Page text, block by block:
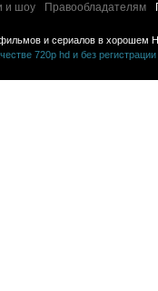
и шоу Правообладателям
и сериалов в хорошем
720p hd и без